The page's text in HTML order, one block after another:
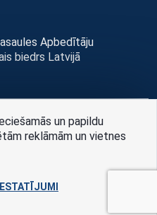
Apbedītāju
biedrs Latvijā
pr3-g
un papildu
reklāmām un vietnes
IESTATĪJUMI